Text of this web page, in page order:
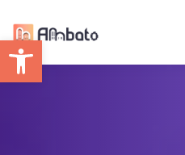
Abrir barra de